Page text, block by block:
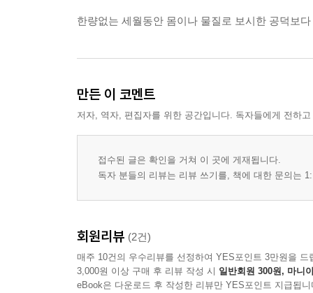
한량없는 세월동안 몸이나 물질로 보시한 공덕보
만든 이 코멘트
저자, 역자, 편집자를 위한 공간입니다. 독자들에게 전하
접수된 글은 확인을 거쳐 이 곳에 게재됩니다.
독자 분들의 리뷰는 리뷰 쓰기를, 책에 대한 문의는
회원리뷰 (2건)
매주 10건의 우수리뷰를 선정하여 YES포인트 3만원을 드
3,000원 이상 구매 후 리뷰 작성 시 일반회원 300원, 마니
eBook은 다운로드 후 작성한 리뷰만 YES포인트 지급됩니